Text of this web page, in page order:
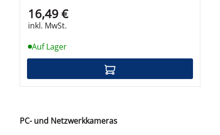
16,49 €
inkl. MwSt.
Auf Lager
Produktgalerie überspringen
PC- und Netzwerkkameras